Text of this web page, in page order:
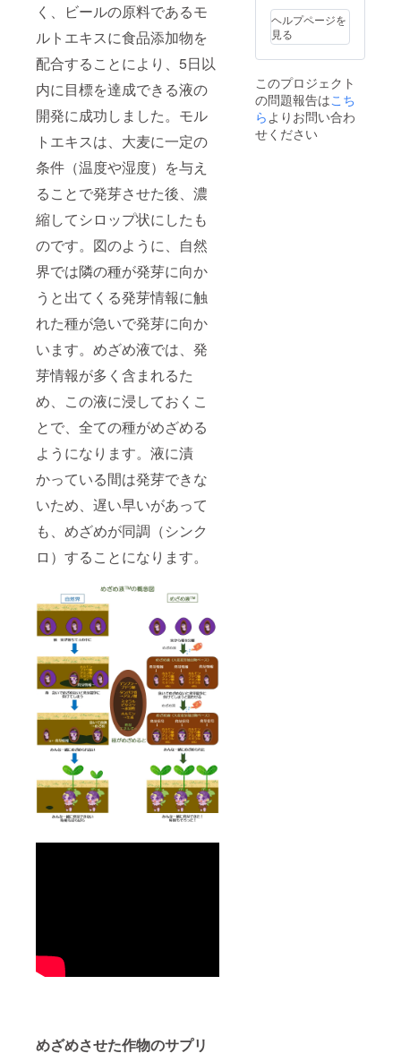
く、ビールの原料であるモ
ルトエキスに食品添加物を
配合することにより、5日以
内に目標を達成できる液の
開発に成功しました。モル
トエキスは、大麦に一定の
条件（温度や湿度）を与え
ることで発芽させた後、濃
縮してシロップ状にしたも
のです。図のように、自然
界では隣の種が発芽に向か
うと出てくる発芽情報に触
れた種が急いで発芽に向か
います。めざめ液では、発
芽情報が多く含まれるた
め、この液に浸しておくこ
とで、全ての種がめざめる
ようになります。液に漬
かっている間は発芽できな
いため、遅い早いがあって
も、めざめが同調（シンク
ロ）することになります。
めざめさせた作物のサプリ
いの
か、何
を食べ
ない方
のか、
代表取
締役の
小名
（九州
ヘルプページを
見る
このプロジェクト
の問題報告はこち
ら よりお問い合わ
せください